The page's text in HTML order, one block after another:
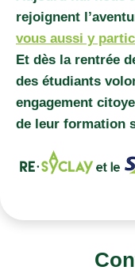
rejoignent
vous aussi y
Et dès la rentrée
des étudiants
engagement
de leur formation